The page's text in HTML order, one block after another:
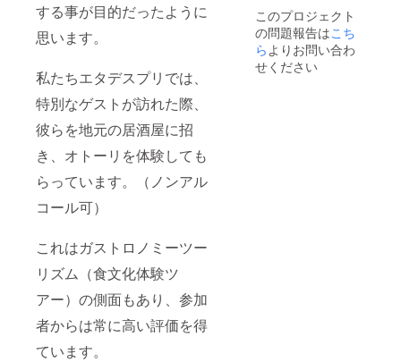
する事が目的だったように
思います。
私たちエタデスプリでは、
特別なゲストが訪れた際、
彼らを地元の居酒屋に招
き、オトーリを体験しても
らっています。（ノンアル
コール可）
これはガストロノミーツー
リズム（食文化体験ツ
アー）の側面もあり、参加
者からは常に高い評価を得
ています。
はござ
いませ
ん。 ※
雨天の
場合は
い。 ※
掲載期
間 動画
が残る
限り ※
このプロジェクト
の問題報告はこち
ら よりお問い合わ
せください